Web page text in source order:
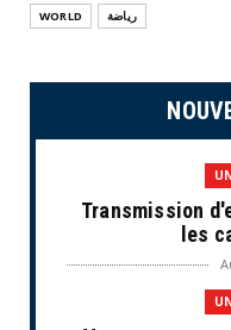
WORLD
رياضة
Transmission
les